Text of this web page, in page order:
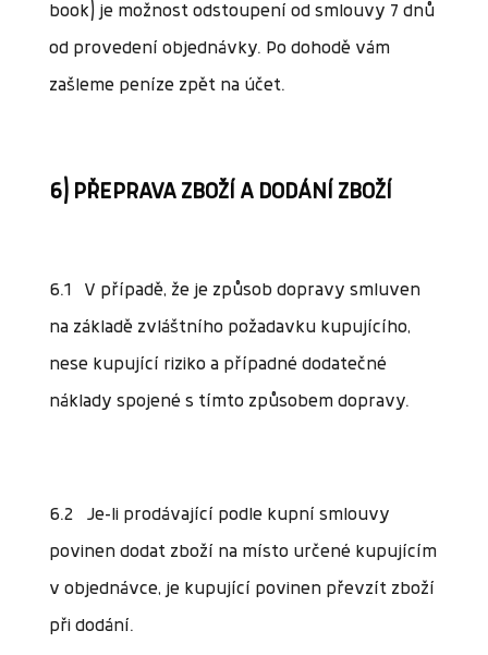
book) je možnost odstoupení od smlouvy 7 dnů
od provedení objednávky. Po dohodě vám
zašleme peníze zpět na účet.
6) PŘEPRAVA ZBOŽÍ A DODÁNÍ ZBOŽÍ
6.1 V případě, že je způsob dopravy smluven
na základě zvláštního požadavku kupujícího,
nese kupující riziko a případné dodatečné
náklady spojené s tímto způsobem dopravy.
6.2 Je-li prodávající podle kupní smlouvy
povinen dodat zboží na místo určené kupujícím
v objednávce, je kupující povinen převzít zboží
při dodání.